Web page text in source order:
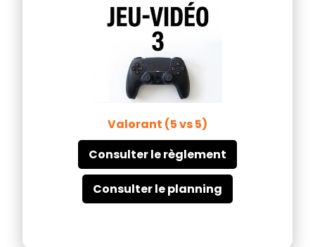
Valorant (5 vs 5)
Consulter le règlement
Consulter le planning